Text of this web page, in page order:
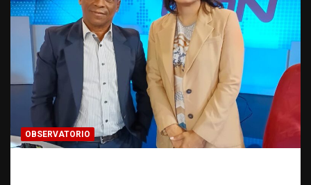
OBSERVATORIO